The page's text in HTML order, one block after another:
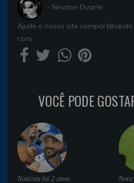
- Newton Duarte
Ajude o nosso site
com
VOCÊ PODE
Noticias há 2 anos